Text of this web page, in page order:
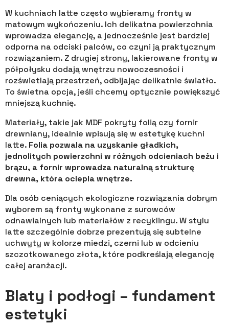
W kuchniach latte często wybieramy fronty w
matowym wykończeniu. Ich delikatna powierzchnia
wprowadza elegancję, a jednocześnie jest bardziej
odporna na odciski palców, co czyni ją praktycznym
rozwiązaniem. Z drugiej strony, lakierowane fronty w
półpołysku dodają wnętrzu nowoczesności i
rozświetlają przestrzeń, odbijając delikatnie światło.
To świetna opcja, jeśli chcemy optycznie powiększyć
mniejszą kuchnię.
Materiały, takie jak MDF pokryty folią czy fornir
drewniany, idealnie wpisują się w estetykę kuchni
latte. Folia pozwala na uzyskanie gładkich,
jednolitych powierzchni w różnych odcieniach beżu i
brązu, a fornir wprowadza naturalną strukturę
drewna, która ociepla wnętrze.
Dla osób ceniących ekologiczne rozwiązania dobrym
wyborem są fronty wykonane z surowców
odnawialnych lub materiałów z recyklingu. W stylu
latte szczególnie dobrze prezentują się subtelne
uchwyty w kolorze miedzi, czerni lub w odcieniu
szczotkowanego złota, które podkreślają elegancję
całej aranżacji.
Blaty i podłogi – fundament
estetyki